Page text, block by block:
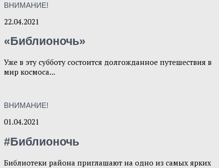
ВНИМАНИЕ!
22.04.2021
«Библионочь»
Уже в эту субботу состоится долгожданное путешествия в
мир космоса...
ВНИМАНИЕ!
01.04.2021
#Библионочь
Библиотеки района приглашают на одно из самых ярких